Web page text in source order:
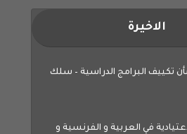
الاخيرة
تكييف البرامج الدراسية – سلك
في العربية و الفرنسية و